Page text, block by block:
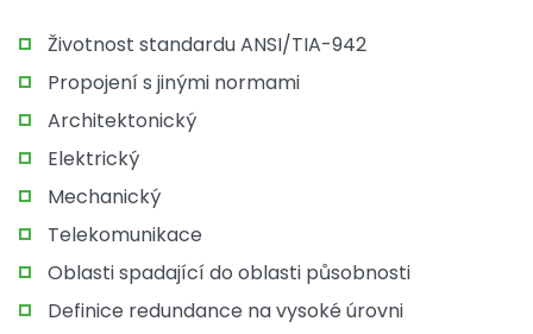
Životnost standardu ANSI/TIA-942
Propojení s jinými normami
Architektonický
Elektrický
Mechanický
Telekomunikace
Oblasti spadající do oblasti působnosti
Definice redundance na vysoké úrovni